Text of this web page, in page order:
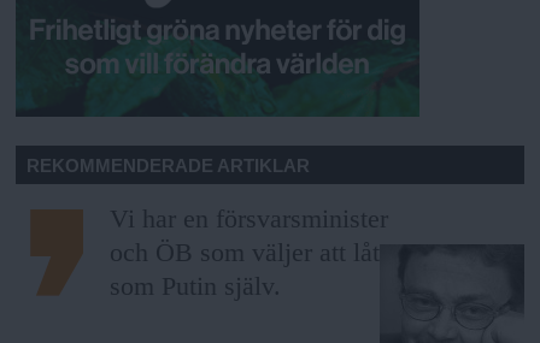
REKOMMENDERADE ARTIKLAR
Vi har en försvarsminister
och ÖB som väljer att låta
som Putin själv.